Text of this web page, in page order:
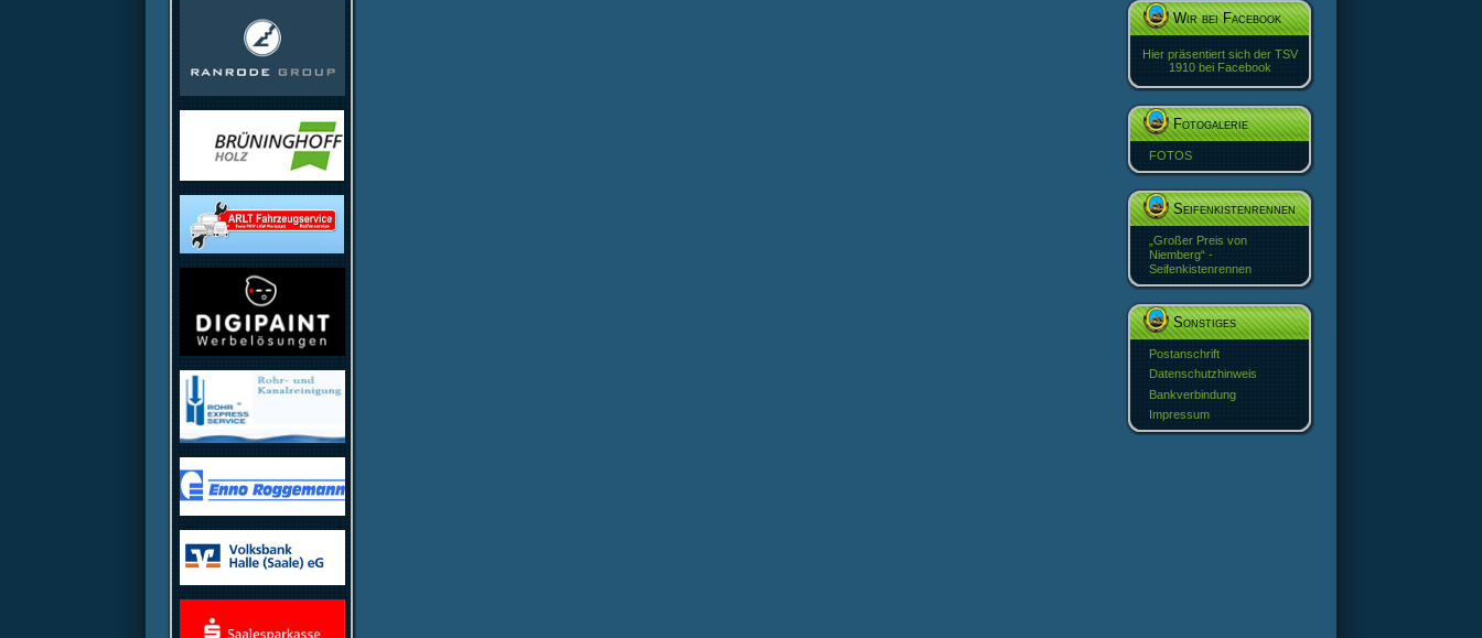
Wir bei Facebook
Hier präsentiert sich der TSV
1910 bei Facebook
Fotogalerie
FOTOS
Seifenkistenrennen
„Großer Preis von
Niemberg“ -
Seifenkistenrennen
Sonstiges
Postanschrift
Datenschutzhinweis
Bankverbindung
Impressum